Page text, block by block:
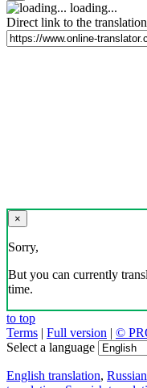
loading...
Direct link to the
×
Sorry,
But you can currently
time.
to top
Terms | Full version | ©
Select a language
English translation,